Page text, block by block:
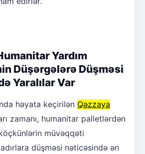
Yardım
Düşərgələrə Düşməsi
Yaralılar Var
həyata keçirilən Qəzzaya
zamanı, humanitar palletlərdən
müvəqqəti
düşməsi nəticəsində ən